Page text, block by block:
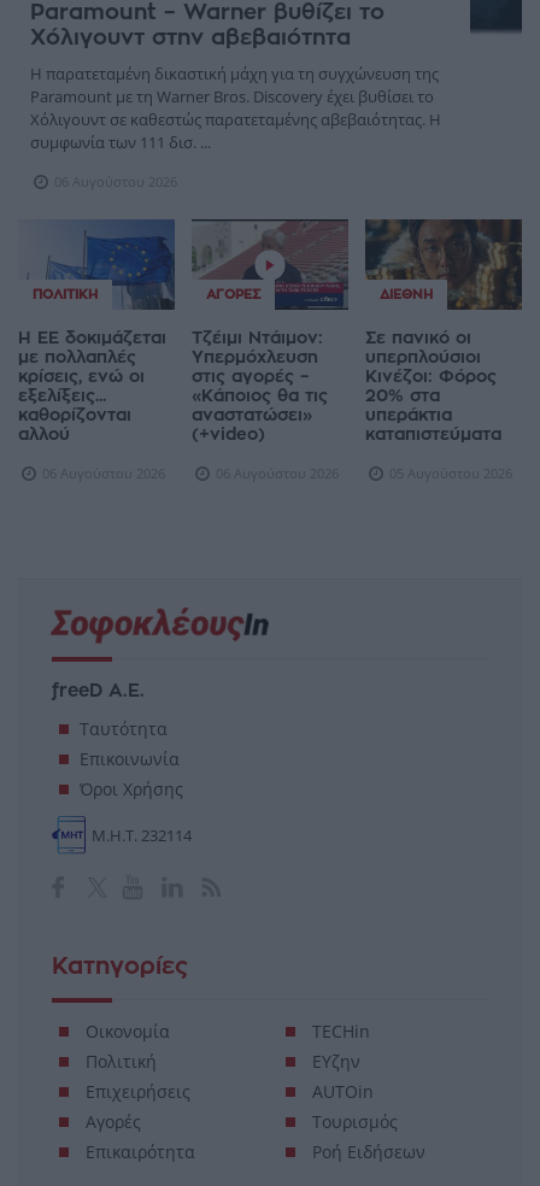
Paramount – Warner βυθίζει το
Χόλιγουντ στην αβεβαιότητα
Η παρατεταμένη δικαστική μάχη για τη συγχώνευση της
Paramount με τη Warner Bros. Discovery έχει βυθίσει το
Χόλιγουντ σε καθεστώς παρατεταμένης αβεβαιότητας. Η
συμφωνία των 111 δισ. ...
06 Αυγούστου 2026
ΠΟΛΙΤΙΚΉ
Η ΕΕ δοκιμάζεται
με πολλαπλές
κρίσεις, ενώ οι
εξελίξεις...
καθορίζονται
αλλού
06 Αυγούστου 2026
ΑΓΟΡΈΣ
Τζέιμι Ντάιμον:
Υπερμόχλευση
στις αγορές –
«Κάποιος θα τις
αναστατώσει»
(+video)
06 Αυγούστου 2026
ΔΙΕΘΝΉ
Σε πανικό οι
υπερπλούσιοι
Κινέζοι: Φόρος
20% στα
υπεράκτια
καταπιστεύματα
05 Αυγούστου 2026
freeD Α.Ε.
Ταυτότητα
Επικοινωνία
Όροι Χρήσης
Μ.Η.Τ. 232114
Κατηγορίες
Οικονομία
Πολιτική
Επιχειρήσεις
Αγορές
Επικαιρότητα
TECHin
ΕΥζην
AUTOin
Τουρισμός
Ροή Ειδήσεων